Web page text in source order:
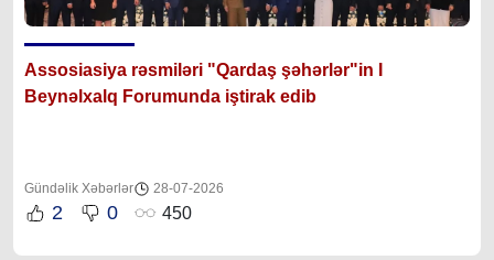
Assosiasiya rəsmiləri "Qardaş şəhərlər"in I
Beynəlxalq Forumunda iştirak edib
Gündəlik Xəbərlər 28-07-2026
2 0 450